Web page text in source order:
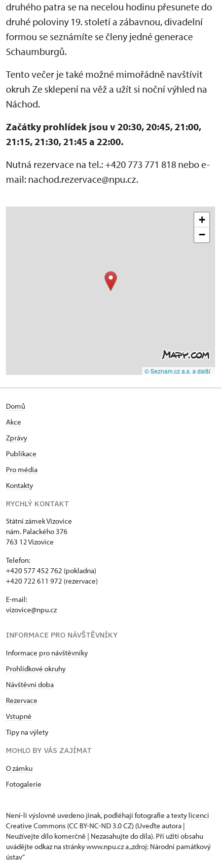
druhého patra se na necelou hodinu přesunete do
druhé poloviny 19. století a zábavnou, divadelní
formou se seznámíte se členy jedné generace
Schaumburgů.
Tento večer je také možné mimořádně navštívit
okruh Ze sklepení na věž a užít si noční výhled na
Náchod.
Začátky prohlídek jsou v 20:30, 20:45, 21:00,
21:15, 21:30, 21:45 a 22:00.
Nutná rezervace na tel.: +420 773 771 818 nebo e-
mail: nachod.rezervace@npu.cz.
+
−
© Seznam.cz a.s. a další
Domů
Akce
Zprávy
Publikace
Pro média
Kontakty
RYCHLÝ KONTAKT
Státní zámek Vizovice
nám. Palackého 376
763 12 Vizovice
Telefon:
+420 577 452 762 (pokladna)
+420 722 611 972 (rezervace)
E-mail:
vizovice@npu.cz
INFORMACE PRO NÁVŠTĚVNÍKY
Informace pro návštěvníky
Prohlídkové okruhy
Návštěvní doba
Rezervace
Vstupné
Tipy na výlety
MOHLO BY VÁS ZAJÍMAT
O zámku
Fotogalerie
Není-li výslovně uvedeno jinak, podléhají fotografie a texty licenci
Creative Commons (CC BY-NC-ND 3.0 CZ) (Uveďte autora |
Neužívejte dílo komerčně | Nezasahujte do díla). Při užití obsahu
uvádějte odkaz na stránky www.npu.cz a „zdroj: Národní památkový
ústav“